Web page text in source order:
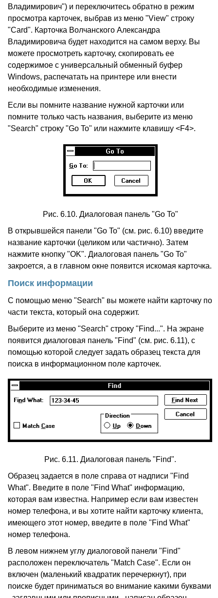
Владимирович") и переключитесь обратно в режим
просмотра карточек, выбрав из меню "View" строку
"Card". Карточка Волчанского Александра
Владимировича будет находится на самом верху. Вы
можете просмотреть карточку, скопировать ее
содержимое с универсальный обменный буфер
Windows, распечатать на принтере или внести
необходимые изменения.
Если вы помните название нужной карточки или
помните только часть названия, выберите из меню
"Search" строку "Go To" или нажмите клавишу <F4>.
Рис. 6.10. Диалоговая панель "Go To"
В открывшейся панели "Go To" (см. рис. 6.10) введите
название карточки (целиком или частично). Затем
нажмите кнопку "OK". Диалоговая панель "Go To"
закроется, а в главном окне появится искомая карточка.
Поиск информации
С помощью меню "Search" вы можете найти карточку по
части текста, который она содержит.
Выберите из меню "Search" строку "Find...". На экране
появится диалоговая панель "Find" (см. рис. 6.11), с
помощью которой следует задать образец текста для
поиска в информационном поле карточек.
Рис. 6.11. Диалоговая панель "Find".
Образец задается в поле справа от надписи "Find
What". Введите в поле "Find What" информацию,
которая вам известна. Например если вам известен
номер телефона, и вы хотите найти карточку клиента,
имеющего этот номер, введите в поле "Find What"
номер телефона.
В левом нижнем углу диалоговой панели "Find"
расположен переключатель "Match Case". Если он
включен (маленький квадратик перечеркнут), при
поиске будет приниматься во внимание какими буквами